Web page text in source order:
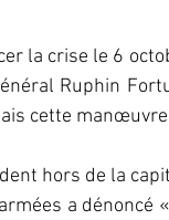
la crise le 6
Ruphin
cette
hors de la
a dénoncé